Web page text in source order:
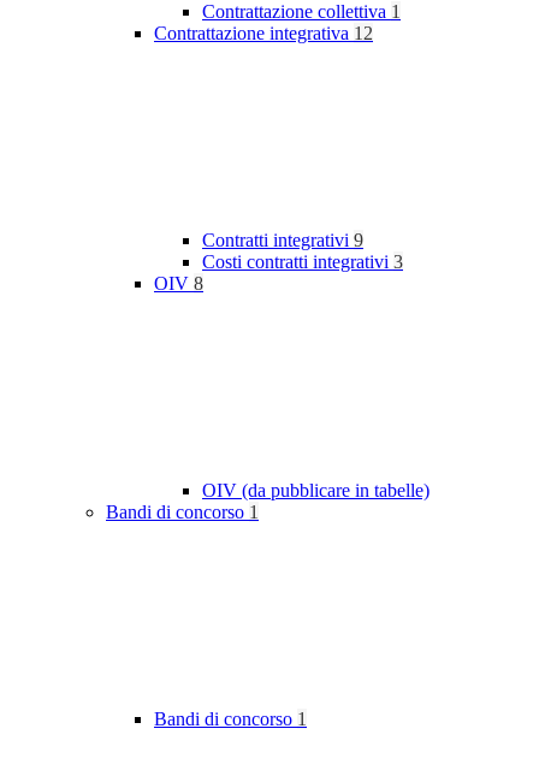
Contrattazione collettiva 1
Contrattazione integrativa 12
Contratti integrativi 9
Costi contratti integrativi 3
OIV 8
OIV (da pubblicare in tabelle)
Bandi di concorso 1
Bandi di concorso 1